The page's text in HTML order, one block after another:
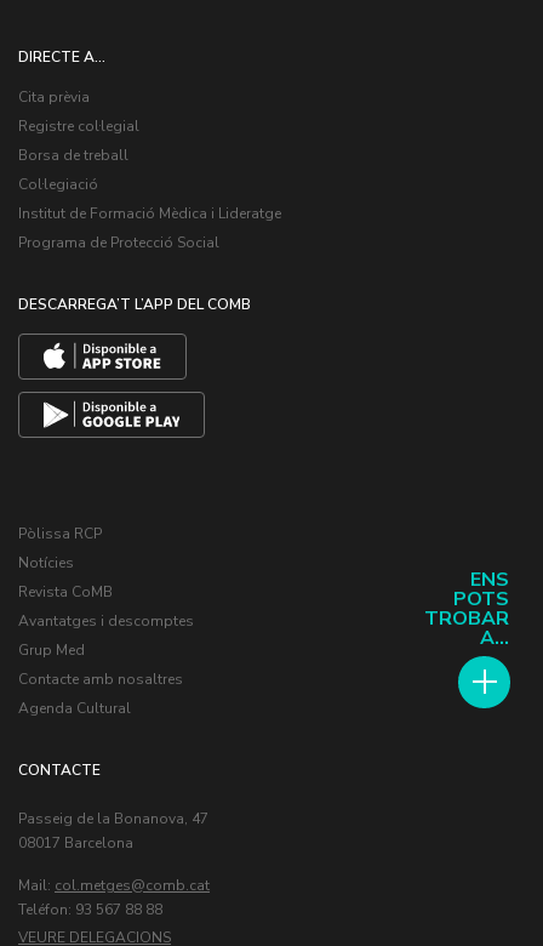
ENS
POTS
TROBAR
A...
DIRECTE A...
Cita prèvia
Registre col·legial
Borsa de treball
Col·legiació
Institut de Formació Mèdica i Lideratge
Programa de Protecció Social
DESCARREGA’T L’APP DEL COMB
Pòlissa RCP
Notícies
Revista CoMB
Avantatges i descomptes
Grup Med
Contacte amb nosaltres
Agenda Cultural
CONTACTE
Passeig de la Bonanova, 47
08017 Barcelona
Mail: col.metges
Teléfon: 93 567 88 88
VEURE DELEGACIONS